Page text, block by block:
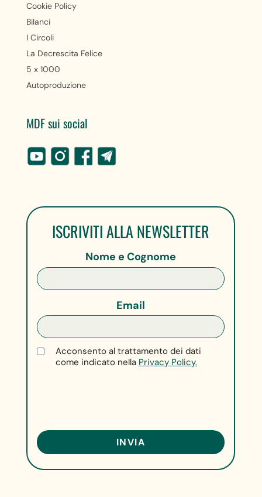
Cookie Policy
Bilanci
I Circoli
La Decrescita Felice
5 x 1000
Autoproduzione
MDF sui social
ISCRIVITI ALLA NEWSLETTER
Nome e Cognome
Email
Acconsento al trattamento dei dati
come indicato nella Privacy Policy.